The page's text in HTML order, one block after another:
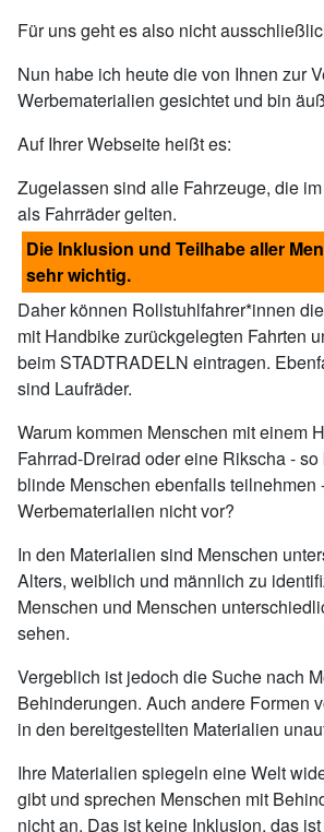
Für uns geht es also nicht
Nun habe ich heute die von Ihnen zur
Werbematerialien gesichtet und bin
Auf Ihrer Webseite heißt es:
Zugelassen sind alle Fahrzeuge, die
als Fahrräder gelten.
Die Inklusion und Teilhabe aller
sehr wichtig.
Daher können Rollstuhlfahrer*innen
mit Handbike zurückgelegten Fahrten
beim STADTRADELN eintragen.
sind Laufräder.
Warum kommen Menschen mit einem
Fahrrad-Dreirad oder eine Rikscha - so
blinde Menschen ebenfalls teilnehmen
Werbematerialien nicht vor?
In den Materialien sind Menschen
Alters, weiblich und männlich zu
Menschen und Menschen
sehen.
Vergeblich ist jedoch die Suche nach
Behinderungen. Auch andere Formen
in den bereitgestellten Materialien
Ihre Materialien spiegeln eine Welt
gibt und sprechen Menschen mit
nicht an. Das ist keine Inklusion, das